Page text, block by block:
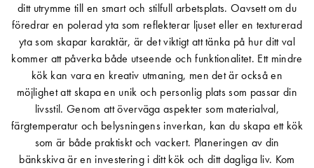
ditt utrymme till en smart och stilfull arbetsplats. Oavsett om du
föredrar en polerad yta som reflekterar ljuset eller en texturerad
yta som skapar karaktär, är det viktigt att tänka på hur ditt val
kommer att påverka både utseende och funktionalitet. Ett mindre
kök kan vara en kreativ utmaning, men det är också en
möjlighet att skapa en unik och personlig plats som passar din
livsstil. Genom att överväga aspekter som materialval,
färgtemperatur och belysningens inverkan, kan du skapa ett kök
som är både praktiskt och vackert. Planeringen av din
bänkskiva är en investering i ditt kök och ditt dagliga liv. Kom